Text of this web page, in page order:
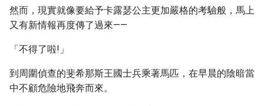
然而，現實就像要給予卡露瑟公主更加嚴格的考驗般，馬上
又有新情報再度傳了過來——
「不得了啦!」
到周圍偵查的斐希那斯王國士兵乘著馬匹，在早晨的陰暗當
中不顧危險地飛奔而來。